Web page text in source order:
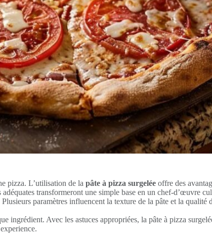
pizza. L’utilisation de la pâte à pizza surgelée offre des
transformeront une simple base en un chef-d’œuvre
paramètres influencent la texture de la pâte et la
ingrédient. Avec les astuces appropriées, la pâte à pizza